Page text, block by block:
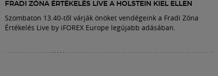
FRADI ZÓNA ÉRTÉKELÉS LIVE A HOLSTEIN KIEL ELLEN
Szombaton 13.40-től várják önöket vendégeink a Fradi Zóna
Értékelés Live by iFOREX Europe legújabb adásában.